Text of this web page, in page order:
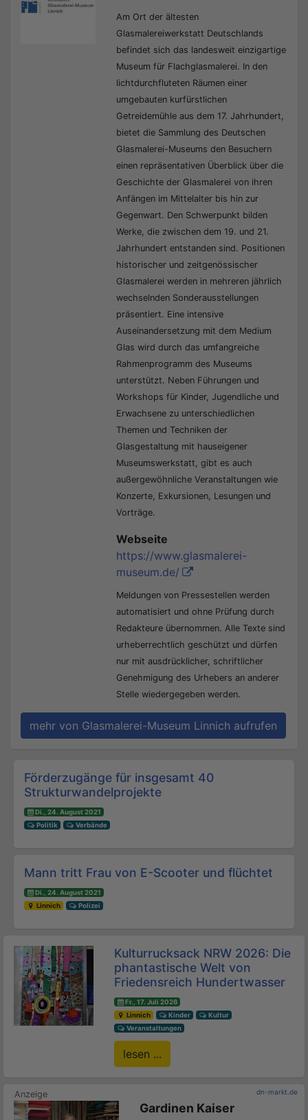
Am Ort der ältesten
Glasmalereiwerkstatt Deutschlands
befindet sich das landesweit einzigartige
Museum für Flachglasmalerei. In den
lichtdurchfluteten Räumen einer
umgebauten kurfürstlichen
Getreidemühle aus dem 17. Jahrhundert,
bietet die Sammlung des Deutschen
Glasmalerei-Museums den Besuchern
einen repräsentativen Überblick über die
Geschichte der Glasmalerei von ihren
Anfängen im Mittelalter bis hin zur
Gegenwart. Den Schwerpunkt bilden
Werke, die zwischen dem 19. und 21.
Jahrhundert entstanden sind. Positionen
historischer und zeitgenössischer
Glasmalerei werden in mehreren jährlich
wechselnden Sonderausstellungen
präsentiert. Eine intensive
Auseinandersetzung mit dem Medium
Glas wird durch das umfangreiche
Rahmenprogramm des Museums
unterstützt. Neben Führungen und
Workshops für Kinder, Jugendliche und
Erwachsene zu unterschiedlichen
Themen und Techniken der
Glasgestaltung mit hauseigener
Museumswerkstatt, gibt es auch
außergewöhnliche Veranstaltungen wie
Konzerte, Exkursionen, Lesungen und
Vorträge.
Webseite
https://www.glasmalerei-
museum.de/
Meldungen von Pressestellen werden
automatisiert und ohne Prüfung durch
Redakteure übernommen. Alle Texte sind
urheberrechtlich geschützt und dürfen
nur mit ausdrücklicher, schriftlicher
Genehmigung des Urhebers an anderer
Stelle wiedergegeben werden.
mehr von Glasmalerei-Museum Linnich aufrufen
Beitrags-Navigation
Förderzugänge für insgesamt 40
Strukturwandelprojekte
Di., 24. August 2021
Politik
Verbände
Mann tritt Frau von E-Scooter und flüchtet
Di., 24. August 2021
Linnich
Polizei
Kulturrucksack NRW 2026: Die
phantastische Welt von
Friedensreich Hundertwasser
Fr., 17. Juli 2026
Linnich
Kinder
Kultur
Veranstaltungen
lesen ...
dn-markt.de
Gardinen Kaiser